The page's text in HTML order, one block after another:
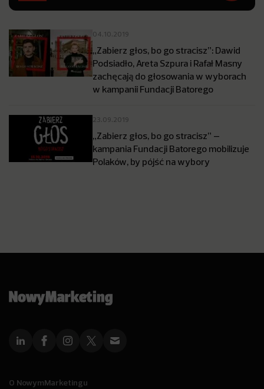
04.10.2019
„Zabierz głos, bo go stracisz”: Dawid
Podsiadło, Areta Szpura i Rafał Masny
zachęcają do głosowania w wyborach
w kampanii Fundacji Batorego
23.09.2019
„Zabierz głos, bo go stracisz” –
kampania Fundacji Batorego mobilizuje
Polaków, by pójść na wybory
O NowymMarketingu